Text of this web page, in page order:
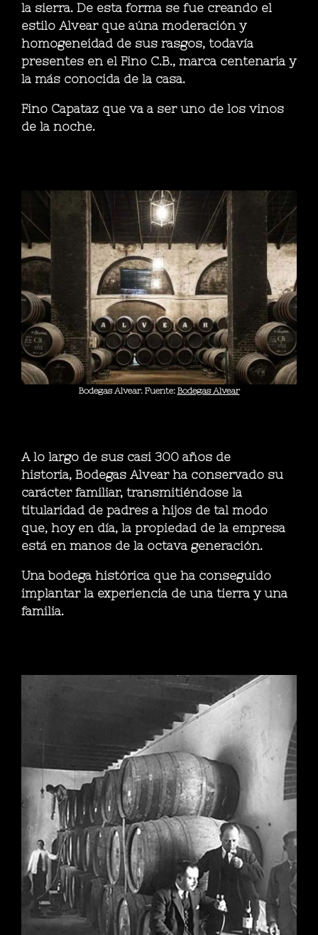
la sierra. De esta forma se fue creando el
estilo Alvear que aúna moderación y
homogeneidad de sus rasgos, todavía
presentes en el Fino C.B., marca centenaria y
la más conocida de la casa.
Fino Capataz que va a ser uno de los vinos
de la noche.
Bodegas Alvear. Fuente: Bodegas Alvear
A lo largo de sus casi 300 años de
historia, Bodegas Alvearha conservado su
carácter familiar, transmitiéndose la
titularidad de padres a hijos de tal modo
que, hoy en día, la propiedad de la empresa
está en manos de la octava generación.
Una bodega histórica que ha conseguido
implantar la experiencia de una tierra y una
familia.